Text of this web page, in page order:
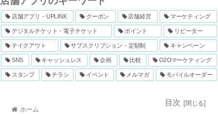
店舗アプリ・UPLINK クーポン 店舗経営 マーケティング
デジタルチケット・電子チケット ポイント リピーター
テイクアウト サブスクリプション・定額制 キャンペーン
SNS キャッシュレス 企画 比較 O2Oマーケティング
スタンプ チラシ イベント メルマガ モバイルオーダー
ホーム
目次